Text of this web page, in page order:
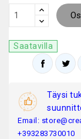
Saatavilla
Täysi
Email:
+393283730010